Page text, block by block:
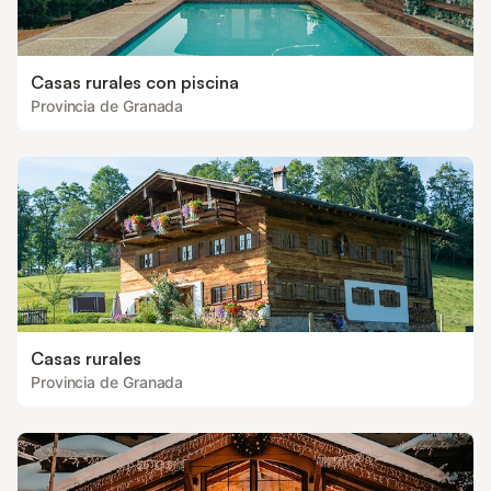
Casas rurales con piscina
Provincia de Granada
Casas rurales
Provincia de Granada